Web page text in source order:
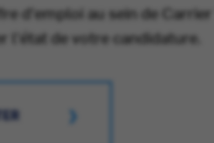
d'emploi au sein de
l'état de votre candidature.